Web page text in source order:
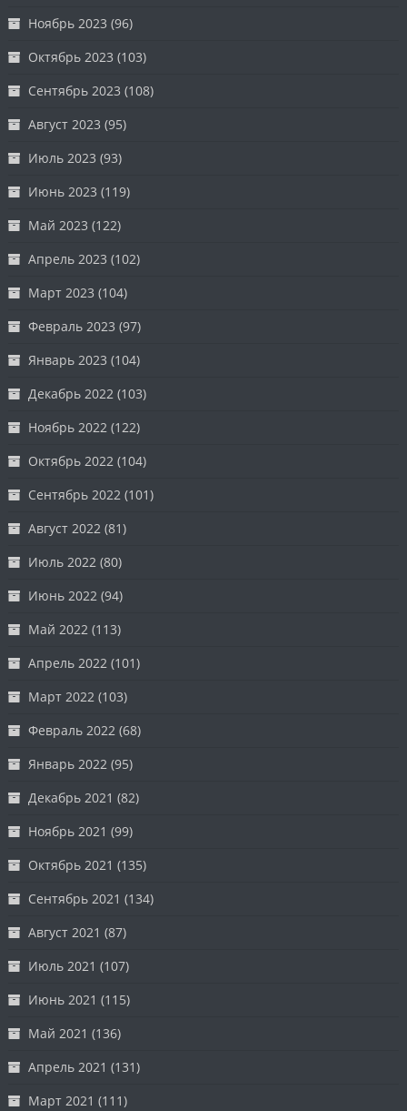
Ноябрь 2023 (96)
Октябрь 2023 (103)
Сентябрь 2023 (108)
Август 2023 (95)
Июль 2023 (93)
Июнь 2023 (119)
Май 2023 (122)
Апрель 2023 (102)
Март 2023 (104)
Февраль 2023 (97)
Январь 2023 (104)
Декабрь 2022 (103)
Ноябрь 2022 (122)
Октябрь 2022 (104)
Сентябрь 2022 (101)
Август 2022 (81)
Июль 2022 (80)
Июнь 2022 (94)
Май 2022 (113)
Апрель 2022 (101)
Март 2022 (103)
Февраль 2022 (68)
Январь 2022 (95)
Декабрь 2021 (82)
Ноябрь 2021 (99)
Октябрь 2021 (135)
Сентябрь 2021 (134)
Август 2021 (87)
Июль 2021 (107)
Июнь 2021 (115)
Май 2021 (136)
Апрель 2021 (131)
Март 2021 (111)